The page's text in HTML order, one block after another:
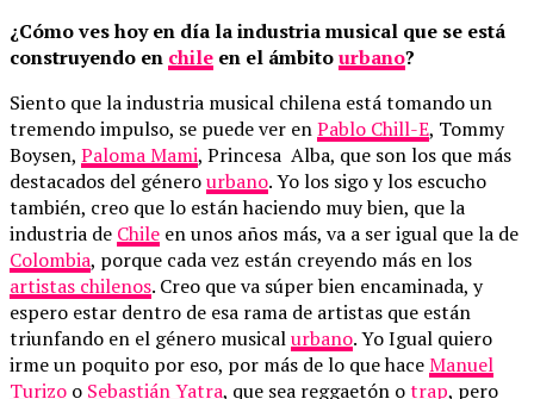
¿Cómo ves hoy en día la industria musical que se está
construyendo en chile en el ámbitourbano?
Siento que la industria musical chilena está tomando un
tremendo impulso, se puede ver enPablo Chill-E, Tommy
Boysen, Paloma Mami, Princesa Alba, que son los que más
destacados del génerourbano. Yo los sigo y los escucho
también, creo que lo están haciendo muy bien, que la
industria de Chile en unos años más, va a ser igual que la de
Colombia, porque cada vez están creyendo más en los
artistas chilenos. Creo que va súper bien encaminada, y
espero estar dentro de esa rama de artistas que están
triunfando en el género musicalurbano. Yo Igual quiero
irme un poquito por eso, por más de lo que haceManuel
Turizo o Sebastián Yatra, que sea reggaetón otrap, pero